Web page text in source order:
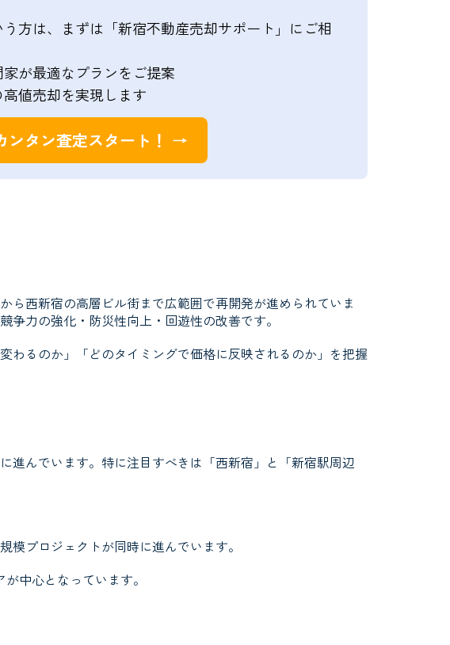
方は、まずは「新宿不動産売却サポート」にご相
が最適なプランをご提案
値売却を実現します
ンタン査定スタート！ →
西新宿の高層ビル街まで広範囲で再開発が進められていま
力の強化・防災性向上・回遊性の改善です。
わるのか」「どのタイミングで価格に反映されるのか」を把握
進んでいます。特に注目すべきは「西新宿」と「新宿駅周辺
プロジェクトが同時に進んでいます。
中心となっています。